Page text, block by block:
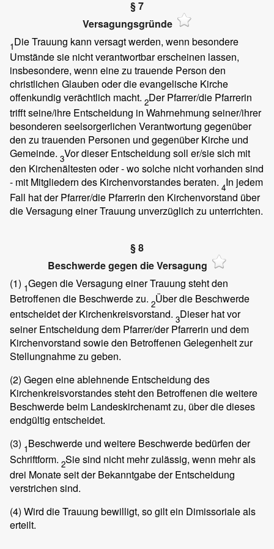
§ 7
Versagungsgründe
1Die Trauung kann versagt werden, wenn besondere
Umstände sie nicht verantwortbar erscheinen lassen,
insbesondere, wenn eine zu trauende Person den
christlichen Glauben oder die evangelische Kirche
offenkundig verächtlich macht. 2Der Pfarrer/die Pfarrerin
trifft seine/ihre Entscheidung in Wahrnehmung seiner/ihrer
besonderen seelsorgerlichen Verantwortung gegenüber
den zu trauenden Personen und gegenüber Kirche und
Gemeinde. 3Vor dieser Entscheidung soll er/sie sich mit
den Kirchenältesten oder - wo solche nicht vorhanden sind
- mit Mitgliedern des Kirchenvorstandes beraten. 4In jedem
Fall hat der Pfarrer/die Pfarrerin den Kirchenvorstand über
die Versagung einer Trauung unverzüglich zu unterrichten.
§ 8
Beschwerde gegen die Versagung
(1) 1Gegen die Versagung einer Trauung steht den
Betroffenen die Beschwerde zu. 2Über die Beschwerde
entscheidet der Kirchenkreisvorstand. 3Dieser hat vor
seiner Entscheidung dem Pfarrer/der Pfarrerin und dem
Kirchenvorstand sowie den Betroffenen Gelegenheit zur
Stellungnahme zu geben.
(2) Gegen eine ablehnende Entscheidung des
Kirchenkreisvorstandes steht den Betroffenen die weitere
Beschwerde beim Landeskirchenamt zu, über die dieses
endgültig entscheidet.
(3) 1Beschwerde und weitere Beschwerde bedürfen der
Schriftform. 2Sie sind nicht mehr zulässig, wenn mehr als
drei Monate seit der Bekanntgabe der Entscheidung
verstrichen sind.
(4) Wird die Trauung bewilligt, so gilt ein Dimissoriale als
erteilt.